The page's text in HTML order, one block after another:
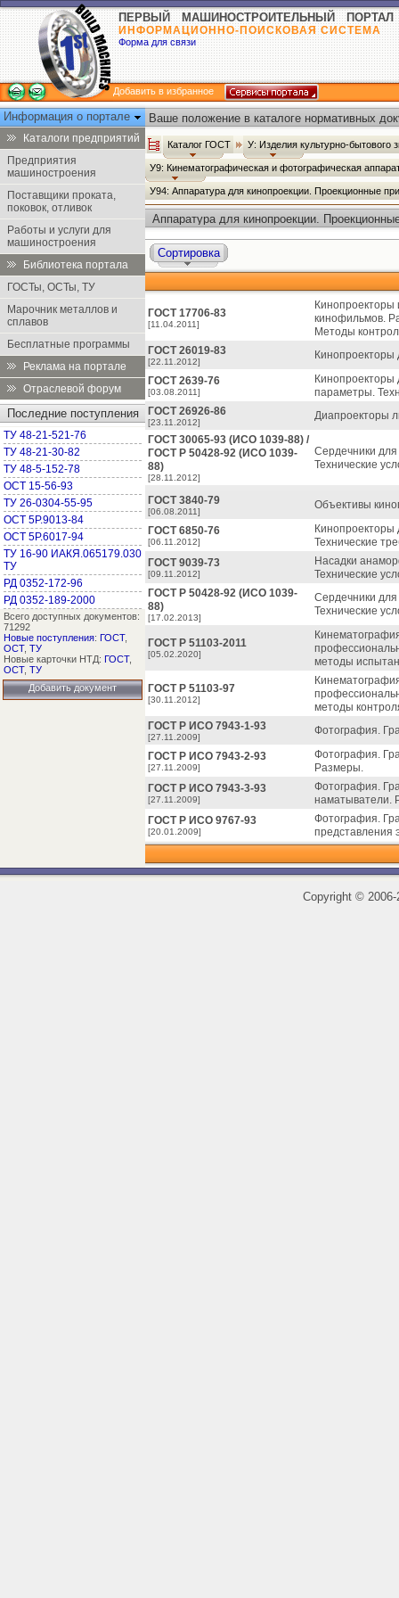
ПЕРВЫЙ МАШИНОСТРОИТЕЛЬНЫЙ ПОРТАЛ
ИНФОРМАЦИОННО-ПОИСКОВАЯ СИСТЕМА
Форма для связи
Добавить в избранное
Информация о портале
Каталоги предприятий
Предприятия
машиностроения
Поставщики проката,
поковок, отливок
Работы и услуги для
машиностроения
Библиотека портала
ГОСТы, ОСТы, ТУ
Марочник металлов и
сплавов
Бесплатные программы
Реклама на портале
Отраслевой форум
Последние поступления
ТУ 48-21-521-76
ТУ 48-21-30-82
ТУ 48-5-152-78
ОСТ 15-56-93
ТУ 26-0304-55-95
ОСТ 5Р.9013-84
ОСТ 5Р.6017-94
ТУ 16-90 ИАКЯ.065179.030
ТУ
РД 0352-172-96
РД 0352-189-2000
Всего доступных документов:
71292
Новые поступления: ГОСТ,
ОСТ, ТУ
Новые карточки НТД: ГОСТ,
ОСТ, ТУ
Добавить документ
Ваше положение в каталоге нормативных
Каталог ГОСТ У: Изделия культурно-бытового
У9: Кинематографическая и фотографическая
У94: Аппаратура для кинопроекции. Проекционные
Аппаратура для кинопроекции.
Сортировка
ГОСТ 17706-83
[11.04.2011]
Кинопроекторы
кинофильмов.
Методы
ГОСТ 26019-83
[22.11.2012]
ГОСТ 2639-76
[03.08.2011]
параметры.
ГОСТ 26926-86
[23.11.2012]
Диапроекторы
ГОСТ 30065-93 (ИСО 1039-88) /
ГОСТ Р 50428-92 (ИСО 1039-
88)
[28.11.2012]
Сердечники для
Технические
ГОСТ 3840-79
[06.08.2011]
Объективы
ГОСТ 6850-76
[06.11.2012]
Технические
ГОСТ 9039-73
[09.11.2012]
Насадки
Технические
ГОСТ Р 50428-92 (ИСО 1039-
88)
[17.02.2013]
Сердечники для
Технические
ГОСТ Р 51103-2011
[05.02.2020]
методы
ГОСТ Р 51103-97
[30.11.2012]
методы
ГОСТ Р ИСО 7943-1-93
[27.11.2009]
Фотография.
ГОСТ Р ИСО 7943-2-93
[27.11.2009]
Фотография.
Размеры.
ГОСТ Р ИСО 7943-3-93
[27.11.2009]
Фотография.
наматыватели.
ГОСТ Р ИСО 9767-93
[20.01.2009]
Фотография.
представления
Copyright ©